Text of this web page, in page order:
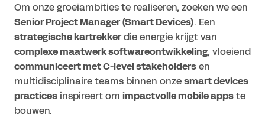
Om onze groeiambities te realiseren, zoeken we een
Senior Project Manager (Smart Devices). Een
strategische kartrekkerdie energie krijgt van
complexe maatwerk softwareontwikkeling, vloeiend
communiceert met C-level stakeholdersen
multidisciplinaire teams binnen onzesmart devices
practices inspireert om impactvolle mobile appste
bouwen.